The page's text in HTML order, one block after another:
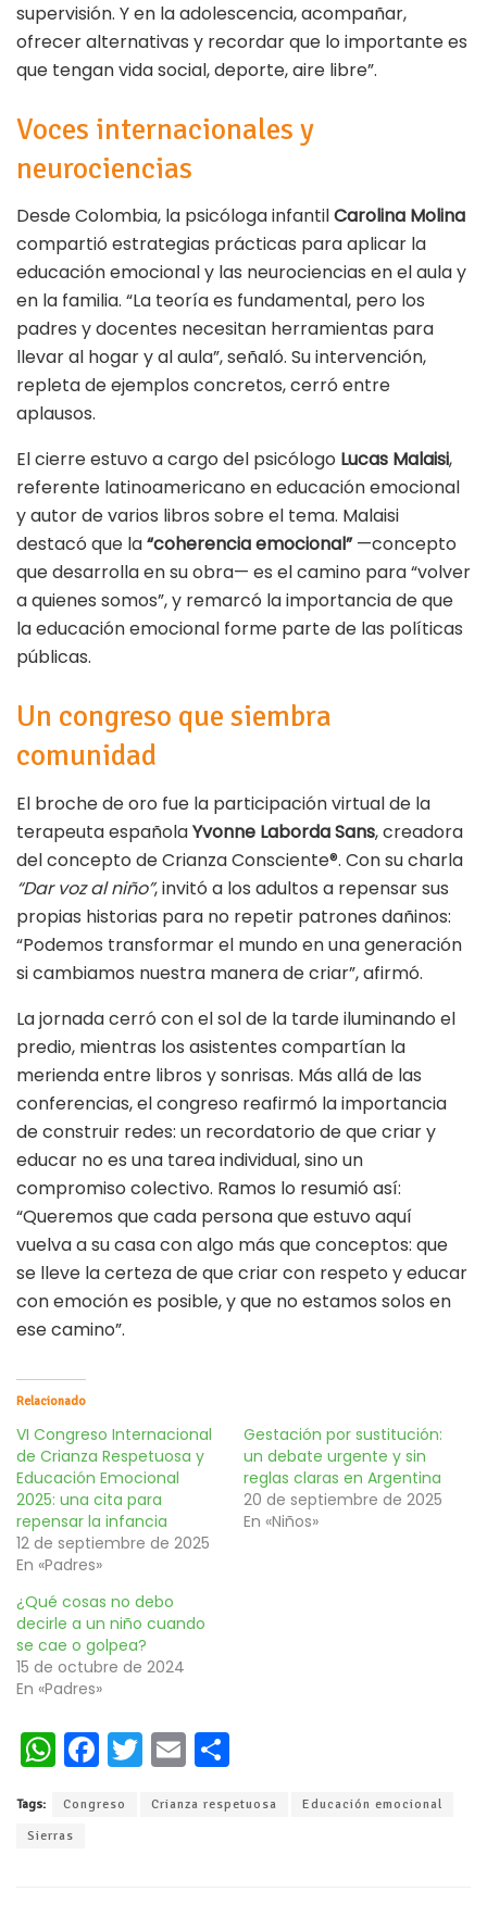
supervisión. Y en la adolescencia, acompañar,
ofrecer alternativas y recordar que lo importante es
que tengan vida social, deporte, aire libre”.
Voces internacionales y
neurociencias
Desde Colombia, la psicóloga infantilCarolina Molina
compartió estrategias prácticas para aplicar la
educación emocional y las neurociencias en el aula y
en la familia. “La teoría es fundamental, pero los
padres y docentes necesitan herramientas para
llevar al hogar y al aula”, señaló. Su intervención,
repleta de ejemplos concretos, cerró entre
aplausos.
El cierre estuvo a cargo del psicólogo Lucas Malaisi,
referente latinoamericano en educación emocional
y autor de varios libros sobre el tema. Malaisi
destacó que la“coherencia emocional”—concepto
que desarrolla en su obra— es el camino para “volver
a quienes somos”, y remarcó la importancia de que
la educación emocional forme parte de las políticas
públicas.
Un congreso que siembra
comunidad
El broche de oro fue la participación virtual de la
terapeuta españolaYvonne Laborda Sans, creadora
del concepto de Crianza Consciente®. Con su charla
“Dar voz al niño”, invitó a los adultos a repensar sus
propias historias para no repetir patrones dañinos:
“Podemos transformar el mundo en una generación
si cambiamos nuestra manera de criar”, afirmó.
La jornada cerró con el sol de la tarde iluminando el
predio, mientras los asistentes compartían la
merienda entre libros y sonrisas. Más allá de las
conferencias, el congreso reafirmó la importancia
de construir redes: un recordatorio de que criar y
educar no es una tarea individual, sino un
compromiso colectivo. Ramos lo resumió así:
“Queremos que cada persona que estuvo aquí
vuelva a su casa con algo más que conceptos: que
se lleve la certeza de que criar con respeto y educar
con emoción es posible, y que no estamos solos en
ese camino”.
Relacionado
VI Congreso Internacional
de Crianza Respetuosa y
Educación Emocional
2025: una cita para
repensar la infancia
12 de septiembre de 2025
En «Padres»
Gestación por sustitución:
un debate urgente y sin
reglas claras en Argentina
20 de septiembre de 2025
En «Niños»
¿Qué cosas no debo
decirle a un niño cuando
se cae o golpea?
15 de octubre de 2024
En «Padres»
W
at
s
Fa
b
T
tt
E
ai m
Tags: Congreso Crianza respetuosa
Educación emocional
Sierras